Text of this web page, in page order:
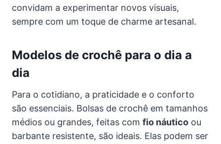
convidam a experimentar novos visuais,
sempre com um toque de charme artesanal.
Modelos de crochê para o dia a
dia
Para o cotidiano, a praticidade e o conforto
são essenciais. Bolsas de crochê em tamanhos
médios ou grandes, feitas com fio náutico ou
barbante resistente, são ideais. Elas podem ser